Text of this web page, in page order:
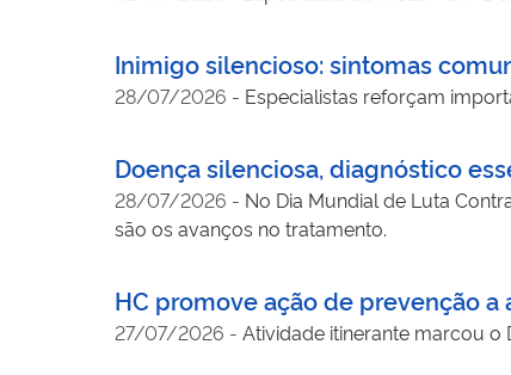
Inimigo silencioso: sintomas
28/07/2026 - Especialistas reforçam
Doença silenciosa, diagnóstico
28/07/2026 - No Dia Mundial de Luta
são os avanços no tratamento.
HC promove ação de prevenção
27/07/2026 - Atividade itinerante marcou o